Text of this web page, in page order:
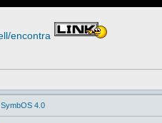
encontra
4.0